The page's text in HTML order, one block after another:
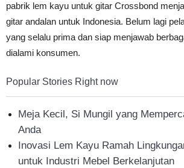
pabrik lem kayu untuk gitar Crossbond
gitar andalan untuk Indonesia. Belum lagi
yang selalu prima dan siap menjawab
dialami konsumen.
Popular Stories Right now
Meja Kecil, Si Mungil yang
Anda
Inovasi Lem Kayu Ramah
untuk Industri Mebel Berkelanjutan